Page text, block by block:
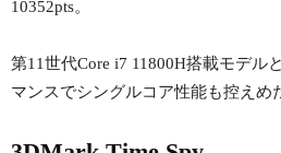
10352pts。
第11世代Core i7 11800H搭載モデル
マンスでシングルコア性能も控えめ